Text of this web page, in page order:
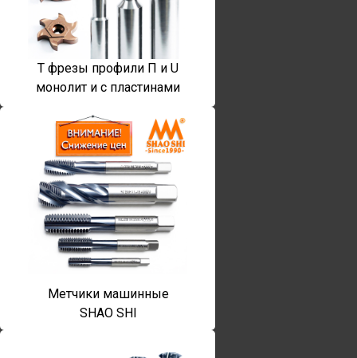
T фрезы профили П и U
монолит и с пластинами
Метчики машинные
SHAO SHI